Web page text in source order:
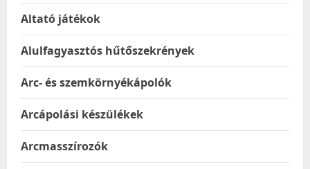
Altató játékok
Alulfagyasztós hűtőszekrények
Arc- és szemkörnyékápolók
Arcápolási készülékek
Arcmasszírozók